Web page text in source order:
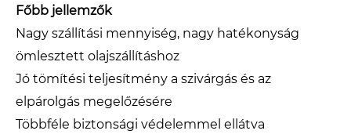
Főbb jellemzők
Nagy szállítási mennyiség, nagy hatékonyság
ömlesztett olajszállításhoz
Jó tömítési teljesítmény a szivárgás és az
elpárolgás megelőzésére
Többféle biztonsági védelemmel ellátva